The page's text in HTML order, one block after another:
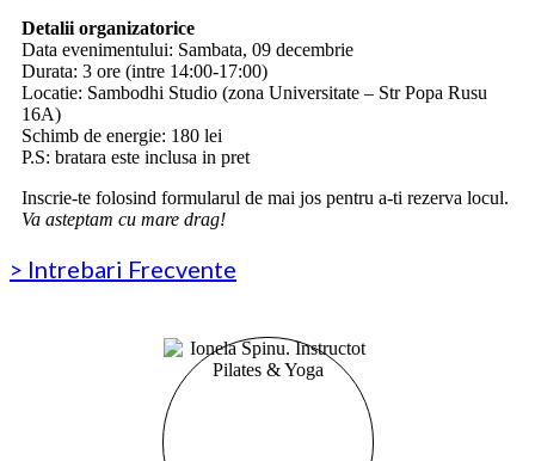
Detalii organizatorice
Data evenimentului: Sambata, 09 decembrie
Durata: 3 ore (intre 14:00-17:00)
Locatie: Sambodhi Studio (zona Universitate – Str Popa Rusu
16A)
Schimb de energie: 180 lei
P.S: bratara este inclusa in pret
Inscrie-te folosind formularul de mai jos pentru a-ti rezerva locul.
Va asteptam cu mare drag!
> Intrebari Frecvente